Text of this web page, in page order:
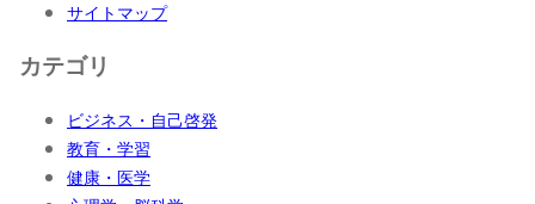
サイトマップ
カテゴリ
ビジネス・自己啓発
教育・学習
健康・医学